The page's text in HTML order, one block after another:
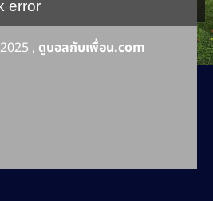
error
, ดูบอลกับเพื่อน.com